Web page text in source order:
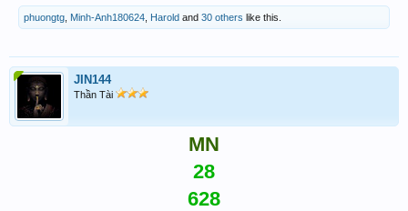
phuongtg Minh-Anh180624 Harold and 30 others like this.
JIN144
Thần Tài
MN
28
628